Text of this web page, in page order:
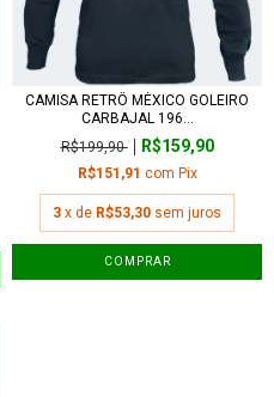
CAMISA RETRÔ MÉXICO GOLEIRO
CARBAJAL 196...
R$199,90
R$159,90
R$151,91 com Pix
3 x de R$53,30 sem juros
COMPRAR